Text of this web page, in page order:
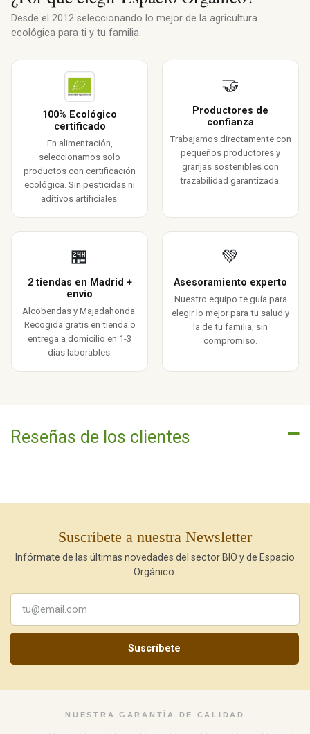
Desde el 2012 seleccionando lo mejor de la agricultura
ecológica para ti y tu familia.
100% Ecológico
certificado
En alimentación,
seleccionamos solo
productos con certificación
ecológica. Sin pesticidas ni
aditivos artificiales.
🤝
Productores de
confianza
Trabajamos directamente con
pequeños productores y
granjas sostenibles con
trazabilidad garantizada.
🏪
2 tiendas en Madrid +
envío
Alcobendas y Majadahonda.
Recogida gratis en tienda o
entrega a domicilio en 1-3
días laborables.
💚
Asesoramiento experto
Nuestro equipo te guía para
elegir lo mejor para tu salud y
la de tu familia, sin
compromiso.
Reseñas de los clientes
Suscríbete a nuestra Newsletter
Infórmate de las últimas novedades del sector BIO y de Espacio
Orgánico.
Suscríbete
NUESTRA GARANTÍA DE CALIDAD